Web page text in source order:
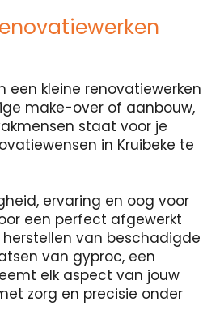
een kleine renovatiewerken
make-over of aanbouw,
staat voor je
in Kruibeke te
ervaring en oog voor
een perfect afgewerkt
van beschadigde
van gyproc, een
elk aspect van jouw
zorg en precisie onder